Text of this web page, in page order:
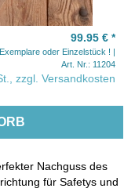
99.95 € *
oder Einzelstück !
Art. Nr.: 11204
zzgl. Versandkosten
Nachguss des
für Safetys und